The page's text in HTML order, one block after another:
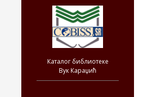
Каталог библиотеке
Вук Караџић